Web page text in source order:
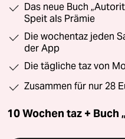
Das neue Buch
Speit als Prämie
Die wochentaz jeden
der App
Die tägliche taz von
Zusammen für nur 28
10 Wochen taz +